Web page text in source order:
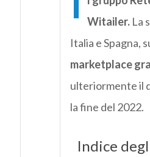
Witailer. La
Italia e Spagna,
marketplace
ulteriormente il
la fine del 2022.
Indice